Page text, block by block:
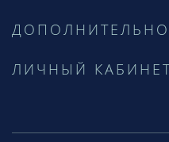
ДОПОЛНИТЕЛЬНО
ЛИЧНЫЙ